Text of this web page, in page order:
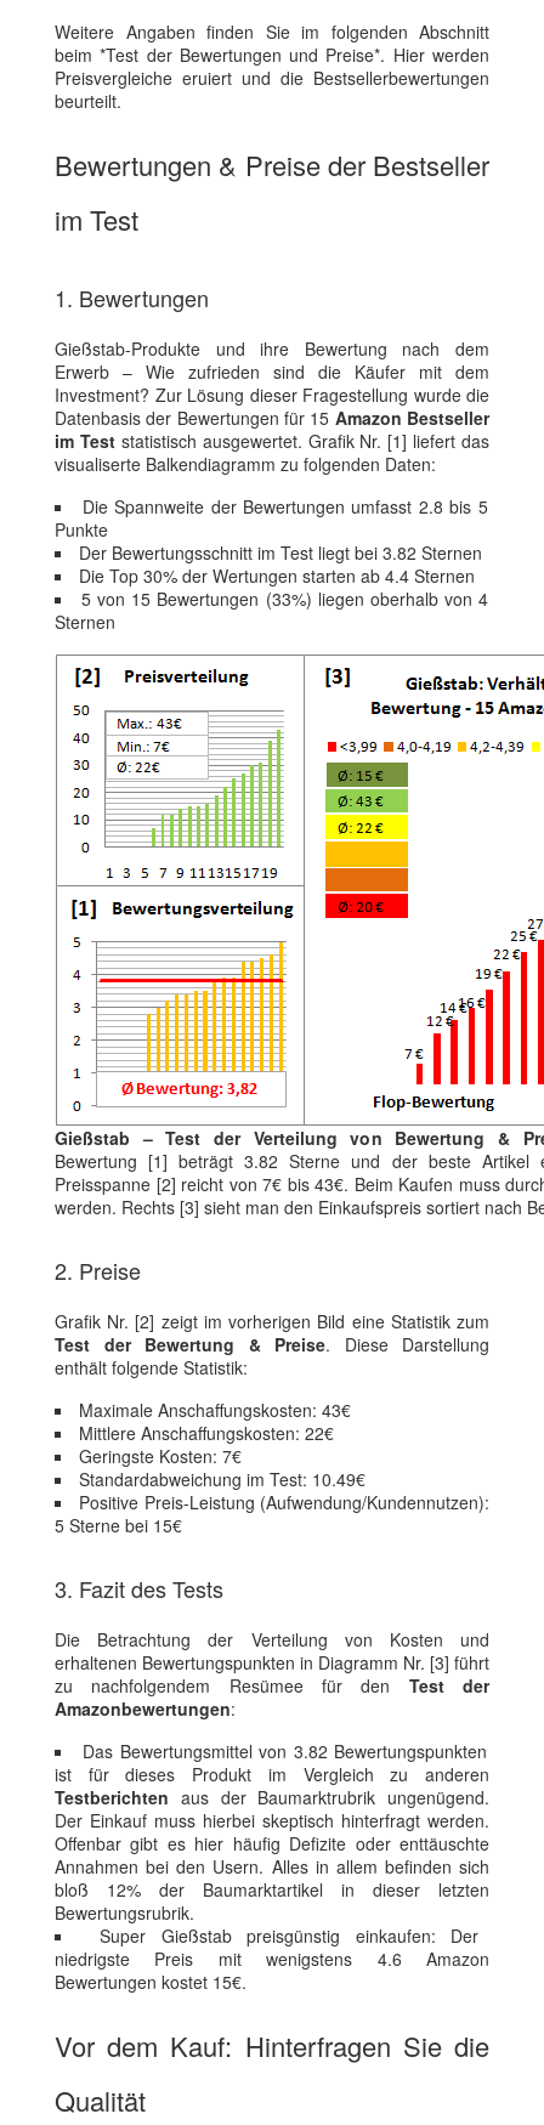
Weitere Angaben finden Sie im folgenden Abschnitt
beim *Test der Bewertungen und Preise*. Hier werden
Preisvergleiche eruiert und die Bestsellerbewertungen
beurteilt.
Bewertungen & Preise der Bestseller
im Test
1. Bewertungen
Gießstab-Produkte und ihre Bewertung nach dem
Erwerb – Wie zufrieden sind die Käufer mit dem
Investment? Zur Lösung dieser Fragestellung wurde die
Datenbasis der Bewertungen für 15 Amazon Bestseller
im Teststatistisch ausgewertet. Grafik Nr. [1] liefert das
visualiserte Balkendiagramm zu folgenden Daten:
Die Spannweite der Bewertungen umfasst 2.8 bis 5
Punkte
Der Bewertungsschnitt im Test liegt bei 3.82 Sternen
Die Top 30% der Wertungen starten ab 4.4 Sternen
5 von 15 Bewertungen (33%) liegen oberhalb von 4
Sternen
Gießstab – Test der Verteilung von Bewertung &
Bewertung [1] beträgt 3.82 Sterne und der beste Artikel
Preisspanne [2] reicht von 7€ bis 43€. Beim Kaufen muss
werden. Rechts [3] sieht man den Einkaufspreis sortiert nach
2. Preise
Grafik Nr. [2] zeigt im vorherigen Bild eine Statistik zum
Test der Bewertung & Preise. Diese Darstellung
enthält folgende Statistik:
Maximale Anschaffungskosten: 43€
Mittlere Anschaffungskosten: 22€
Geringste Kosten: 7€
Standardabweichung im Test: 10.49€
Positive Preis-Leistung (Aufwendung/Kundennutzen):
5 Sterne bei 15€
3. Fazit des Tests
Die Betrachtung der Verteilung von Kosten und
erhaltenen Bewertungspunkten in Diagramm Nr. [3] führt
zu nachfolgendem Resümee für den Test der
Amazonbewertungen:
Das Bewertungsmittel von 3.82 Bewertungspunkten
ist für dieses Produkt im Vergleich zu anderen
Testberichten aus der Baumarktrubrik ungenügend.
Der Einkauf muss hierbei skeptisch hinterfragt werden.
Offenbar gibt es hier häufig Defizite oder enttäuschte
Annahmen bei den Usern. Alles in allem befinden sich
bloß 12% der Baumarktartikel in dieser letzten
Bewertungsrubrik.
Super Gießstab preisgünstig einkaufen: Der
niedrigste Preis mit wenigstens 4.6 Amazon
Bewertungen kostet 15€.
Vor dem Kauf: Hinterfragen Sie die
Qualität